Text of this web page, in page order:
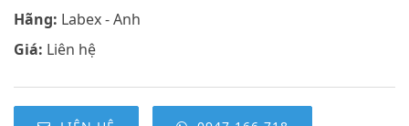
Hãng: Labex - Anh
Giá: Liên hệ